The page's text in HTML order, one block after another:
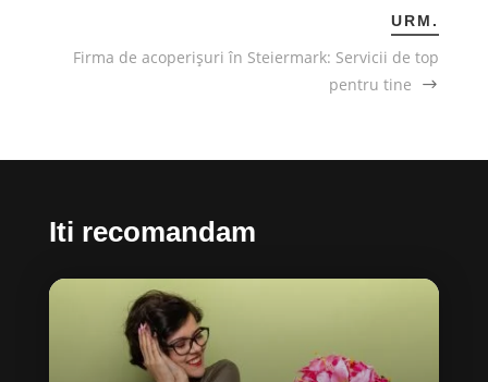
URM.
Firma de acoperișuri în Steiermark: Servicii de top
pentru tine
Iti recomandam